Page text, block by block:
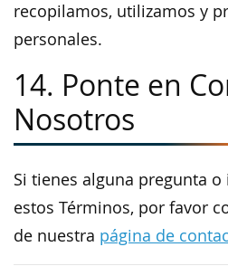
recopilamos, utilizamos y
personales.
14. Ponte en
Nosotros
Si tienes alguna pregunta
estos Términos, por favor
de nuestra página de